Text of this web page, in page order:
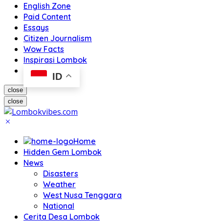
English Zone
Paid Content
Essays
Citizen Journalism
Wow Facts
Inspirasi Lombok
ID
close
close
Home
Hidden Gem Lombok
News
Disasters
Weather
West Nusa Tenggara
National
Cerita Desa Lombok